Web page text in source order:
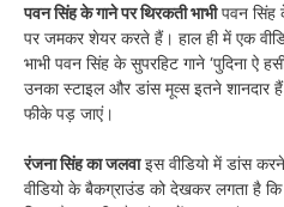
पवन सिंह के गाने पर थिरकती भाभीपवन सिंह
पर जमकर शेयर करते हैं। हाल ही में एक
भाभी पवन सिंह के सुपरहिट गाने ‘पुदिना ऐ
उनका स्टाइल और डांस मूव्स इतने शानदार
फीके पड़ जाएं।
रंजना सिंह का जलवाइस वीडियो में डांस करने
वीडियो के बैकग्राउंड को देखकर लगता है